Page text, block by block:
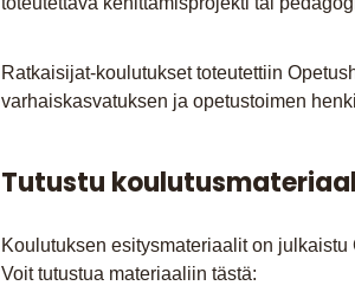
Ratkaisijat-koulutukset toteutettiin
varhaiskasvatuksen ja opetustoimen
Tutustu
Koulutuksen esitysmateriaalit on
Voit tutustua materiaaliin tästä: